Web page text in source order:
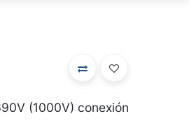
(1000V) conexión